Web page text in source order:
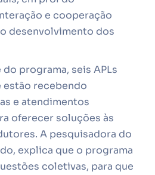
e cooperação
desenvolvimento dos
programa, seis APLs
recebendo
e atendimentos
oferecer soluções às
A pesquisadora do
explica que o programa
coletivas, para que